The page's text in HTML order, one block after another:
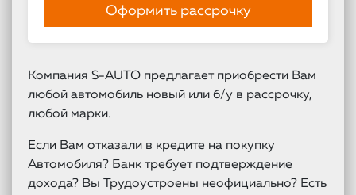
Оформить рассрочку
Компания S-AUTO предлагает приобрести Вам
любой автомобиль новый или б/у в рассрочку,
любой марки.
Если Вам отказали в кредите на покупку
Автомобиля? Банк требует подтверждение
дохода? Вы Трудоустроены неофициально? Есть